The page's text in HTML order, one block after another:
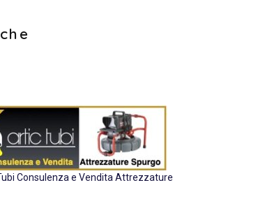
Consulenza e Vendita Attrezzature